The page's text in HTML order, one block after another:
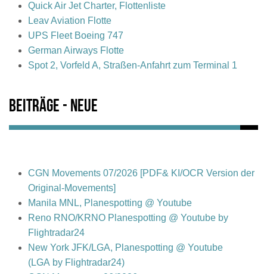
Quick Air Jet Charter, Flottenliste
Leav Aviation Flotte
UPS Fleet Boeing 747
German Airways Flotte
Spot 2, Vorfeld A, Straßen-Anfahrt zum Terminal 1
Beiträge - Neue
CGN Movements 07/2026 [PDF& KI/OCR Version der
Original-Movements]
Manila MNL, Planespotting @ Youtube
Reno RNO/KRNO Planespotting @ Youtube by
Flightradar24
New York JFK/LGA, Planespotting @ Youtube
(LGA by Flightradar24)